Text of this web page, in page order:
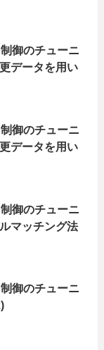
御のチューニ
データを用い
御のチューニ
データを用い
御のチューニ
マッチング法
御のチューニ